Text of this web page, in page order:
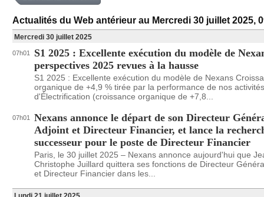
Actualités du Web antérieur au Mercredi 30 juillet 2025,
Mercredi 30 juillet 2025
07h01
S1 2025 : Excellente exécution du modèle de
perspectives 2025 revues à la hausse
S1 2025 : Excellente exécution du modèle de Nexans
organique de +4,9 % tirée par la performance de nos activités
d'Électrification (croissance organique de +7,8...
07h01
Nexans annonce le départ de son Directeur
Adjoint et Directeur Financier, et lance la
successeur pour le poste de Directeur Financier
Paris, le 30 juillet 2025 – Nexans annonce aujourd'hui que
Christophe Juillard quittera ses fonctions de Directeur
et Directeur Financier dans les...